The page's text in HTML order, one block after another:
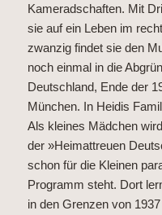
Kameradschaften. Mit
sie auf ein Leben im
zwanzig findet sie den
noch einmal in die
Deutschland, Ende der
München. In Heidis
Als kleines Mädchen
der »Heimattreuen
schon für die Kleinen
Programm steht. Dort
in den Grenzen von